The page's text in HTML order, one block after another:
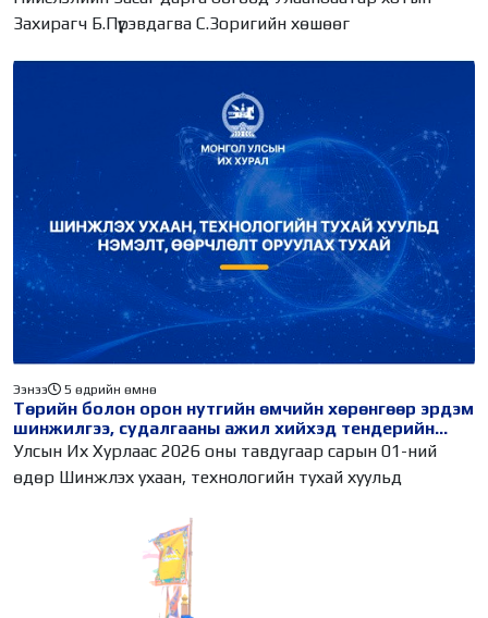
Захирагч Б.Пүрэвдагва С.Зоригийн хөшөөг
Төрийн болон орон нутгийн өмчийн хөрөнгөөр эрдэм
шинжилгээ, судалгааны ажил хийхэд тендерийн
болон гүйцэтгэлийн баталгаа гаргахгүй
Ээнээ 5 өдрийн өмнө
Улсын Их Хурлаас 2026 оны тавдугаар сарын 01-ний
өдөр Шинжлэх ухаан, технологийн тухай хуульд